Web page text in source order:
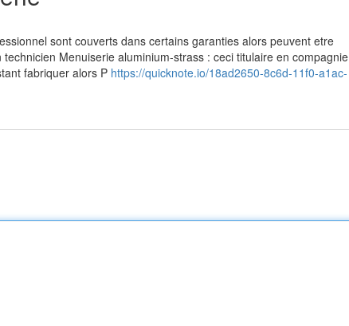
sont couverts dans certains garanties alors peuvent etre
Menuiserie aluminium-strass : ceci titulaire en compagnie
fabriquer alors P https://quicknote.io/18ad2650-8c6d-11f0-a1ac-